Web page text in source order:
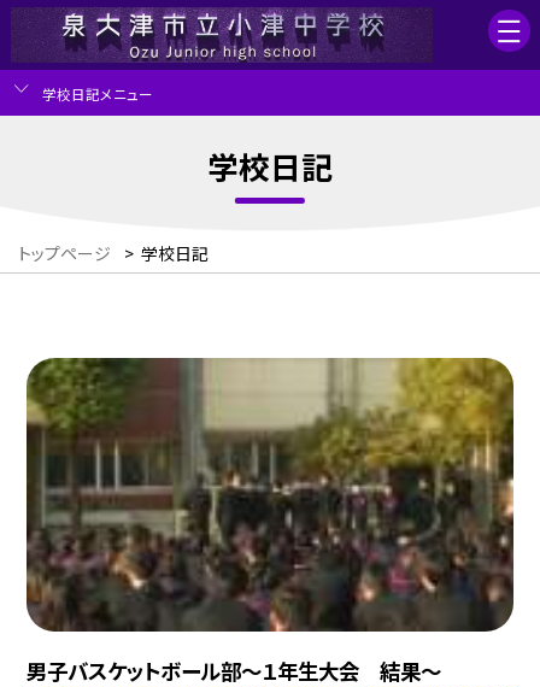
学校日記メニュー
学校日記
トップページ > 学校日記
男子バスケットボール部〜１年生大会 結果〜